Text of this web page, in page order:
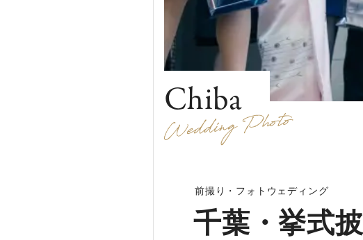
Chiba
前撮り・フォトウェディング
千葉・挙式